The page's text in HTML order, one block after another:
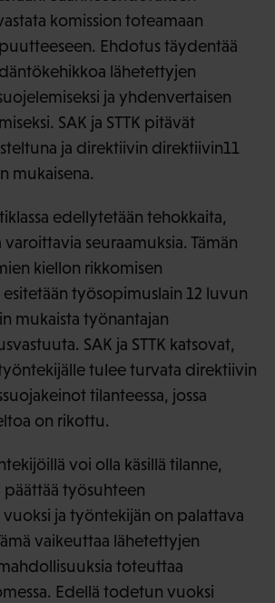
komission toteamaan
Ehdotus täydentää
lähetettyjen
ja yhdenvertaisen
SAK ja STTK pitävät
ja direktiivin direktiivin11
mukaisena.
edellytetään tehokkaita,
varoittavia seuraamuksia. Tämän
kiellon rikkomisen
esitetään työsopimuslain 12 luvun
mukaista työnantajan
SAK ja STTK katsovat,
tulee turvata direktiivin
tilanteessa, jossa
on rikottu.
voi olla käsillä tilanne,
päättää työsuhteen
ja työntekijän on palattava
vaikeuttaa lähetettyjen
toteuttaa
Edellä todetun vuoksi